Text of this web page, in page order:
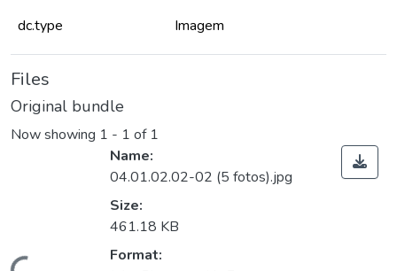
dc.type Imagem
Files
Original bundle
Now showing 1 - 1 of 1
Name:
04.01.02.02-02 (5 fotos).jpg
Size:
461.18 KB
Format: